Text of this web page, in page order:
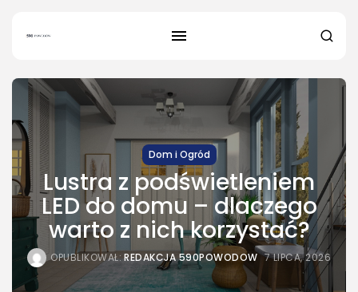
SZUKAJ
NAJNOWSZE
Dom i Ogród
Jak urządzić nowoczesną strefę
BBQ w...
OPUBLIKOWAŁ:REDAKCJA 4 SIERPNIA, 2026
Dom i Ogród
Lustra z podświetleniem
LED do domu – dlaczego
warto z nich korzystać?
OPUBLIKOWAŁ:REDAKCJA 590POWODOW 7 LIPCA, 2026